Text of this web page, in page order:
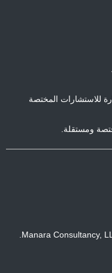
للاستشارات المختصة
ومستقلة.